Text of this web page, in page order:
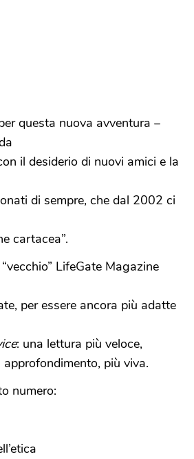
questa nuova avventura –
il desiderio di nuovi amici e la
di sempre, che dal 2002 ci
cartacea”.
LifeGate Magazine
per essere ancora più adatte
: una lettura più veloce,
più viva.
numero: